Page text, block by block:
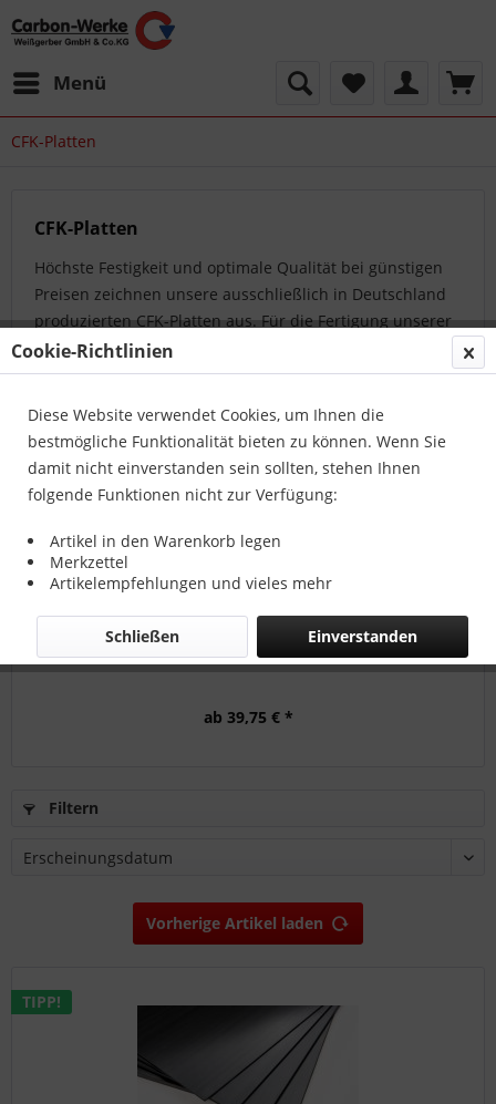
Menü
CFK-Platten
CFK-Platten
Höchste Festigkeit und optimale Qualität bei günstigen
Preisen zeichnen unsere ausschließlich in Deutschland
produzierten CFK-Platten aus. Für die Fertigung unserer
Platten werden überwiegend...
Topseller
CFK-Platte Stärke 3 mm
ab 39,75 € *
Filtern
Vorherige Artikel laden
TIPP!
Cookie-Richtlinien
Diese Website verwendet Cookies, um Ihnen die
bestmögliche Funktionalität bieten zu können. Wenn Sie
damit nicht einverstanden sein sollten, stehen Ihnen
folgende Funktionen nicht zur Verfügung:
Artikel in den Warenkorb legen
Merkzettel
Artikelempfehlungen und vieles mehr
Einverstanden
Schließen